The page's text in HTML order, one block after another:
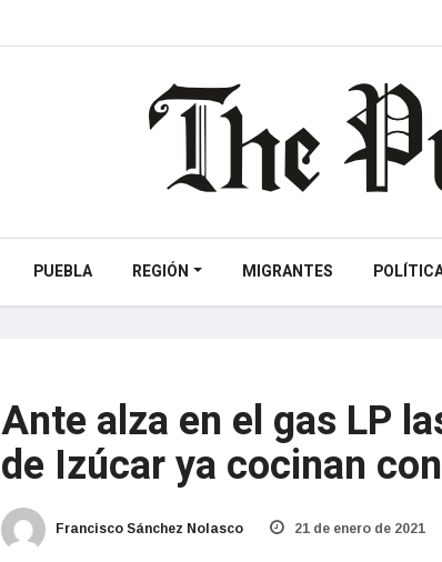
PUEBLA REGIÓN MIGRANTES
Ante alza en el gas LP
de Izúcar ya cocinan
Francisco Sánchez Nolasco 21 de enero de 2021